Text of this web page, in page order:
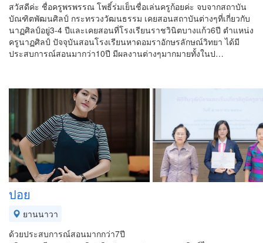
สวัสดีค่ะ ชื่อครูพรพรรณ โพธิ์ร่มเย็นชื่อเล่นครูก้อยค่ะ จบจากสถาบัน
บัณฑิตพัฒนศิลป์ กระทรวงวัฒนธรรม เคยสอนสถาบันต่างๆที่เกี่ยวกับ
นาฏศิลป์อยู่3-4 ปีและเคยสอนที่โรงเรียนราชวินิตบางแก้ว6ปี ตำแหน่ง
ครูนาฏศิลป์ ปัจจุบันสอนโรงเรียนหาดอมราอักษรลักษณ์วิทยา ได้มี
ประสบการณ์สอนมากว่า10ปี มีผลงานต่างๆมากมายทั้งในป…
ปอย
ยานนาวา
ด้วยประสบการณ์สอนมากกว่า7ปี